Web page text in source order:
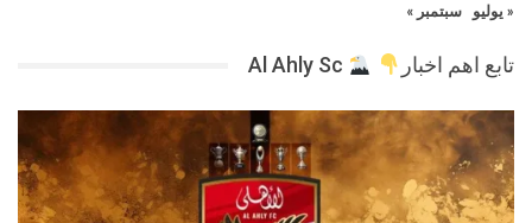
« يوليو
سبتمبر »
تابع اهم اخبار